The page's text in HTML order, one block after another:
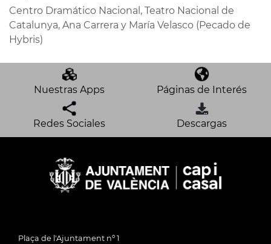
Centro Dramático Nacional, Teatro Nacional de
Catalunya, Ana Carrera y María Velasco (Pecado de
Hybris)
Nuestras Apps Páginas de Interés
Redes Sociales Descargas
Plaça de l'Ajuntament nº 1